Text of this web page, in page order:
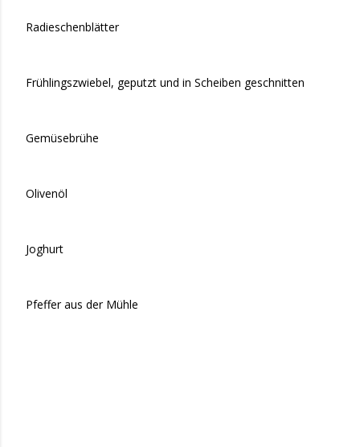
Radieschenblätter
Frühlingszwiebel, geputzt und in Scheiben geschnitten
Gemüsebrühe
Olivenöl
Joghurt
Pfeffer aus der Mühle